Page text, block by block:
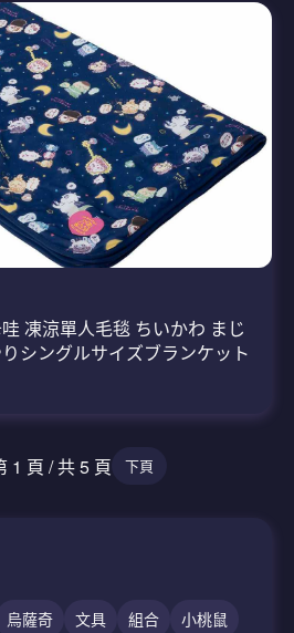
凍涼單人毛毯 ちいかわ まじ
シングルサイズブランケット
1 頁 / 共 5 頁 下頁
烏薩奇 文具 組合
小桃鼠